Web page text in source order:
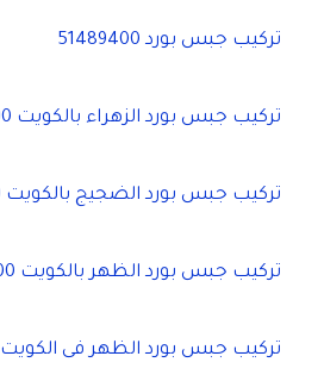
تركيب جبس بورد 51489400
تركيب جبس بورد الزهراء بالكويت 51489400
تركيب جبس بورد الضجيج بالكويت 51489400
تركيب جبس بورد الظهر بالكويت 51489400
تركيب جبس بورد الظهر فى الكويت 51489400